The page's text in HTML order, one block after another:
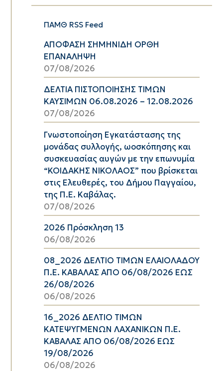
ΠΑΜΘ RSS Feed
ΑΠΟΦΑΣΗ ΣΗΜΗΝΙΔΗ ΟΡΘΗ
ΕΠΑΝΑΛΗΨΗ
07/08/2026
ΔΕΛΤΙΑ ΠΙΣΤΟΠΟΙΗΣΗΣ ΤΙΜΩΝ
ΚΑΥΣΙΜΩΝ 06.08.2026 – 12.08.2026
07/08/2026
Γνωστοποίηση Εγκατάστασης της
μονάδας συλλογής, ωοσκόπησης και
συσκευασίας αυγών με την επωνυμία
“ΚΟΙΔΑΚΗΣ ΝΙΚΟΛΑΟΣ” που βρίσκεται
στις Ελευθερές, του Δήμου Παγγαίου,
της Π.Ε. Καβάλας.
07/08/2026
2026 Πρόσκληση 13
06/08/2026
08_2026 ΔΕΛΤΙΟ ΤΙΜΩΝ ΕΛΑΙΟΛΑΔΟΥ
Π.Ε. ΚΑΒΑΛΑΣ ΑΠΟ 06/08/2026 ΕΩΣ
26/08/2026
06/08/2026
16_2026 ΔΕΛΤΙΟ ΤΙΜΩΝ
ΚΑΤΕΨΥΓΜΕΝΩΝ ΛΑΧΑΝΙΚΩΝ Π.Ε.
ΚΑΒΑΛΑΣ ΑΠΟ 06/08/2026 ΕΩΣ
19/08/2026
06/08/2026